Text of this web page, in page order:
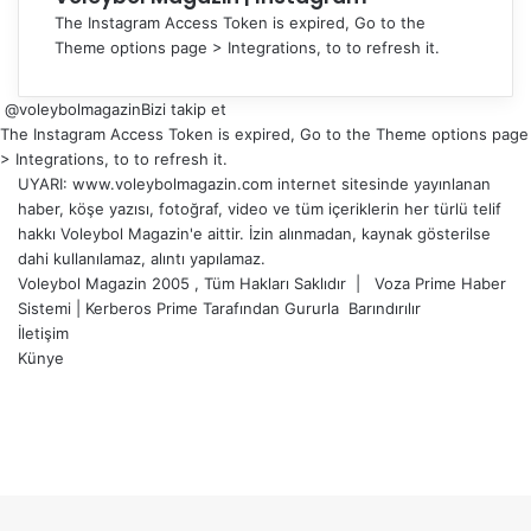
The Instagram Access Token is expired, Go to the
Theme options page > Integrations, to to refresh it.
@voleybolmagazinBizi takip et
The Instagram Access Token is expired, Go to the Theme options page
> Integrations, to to refresh it.
UYARI: www.voleybolmagazin.com internet sitesinde yayınlanan
haber, köşe yazısı, fotoğraf, video ve tüm içeriklerin her türlü telif
hakkı Voleybol Magazin'e aittir. İzin alınmadan, kaynak gösterilse
dahi kullanılamaz, alıntı yapılamaz.
Voleybol Magazin 2005 , Tüm Hakları Saklıdır | Voza Prime Haber
Sistemi
Kerberos Prime Tarafından Gururla Barındırılır
İletişim
Künye